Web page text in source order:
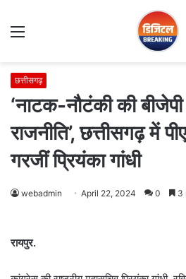
Menu
छत्तीसगढ़
‘नाटक-नौटंकी की
राजनीति’, छत्तीसगढ़ में
गरजीं प्रियंका गांधी
webadmin April 22, 2024 0 3
रायपुर.